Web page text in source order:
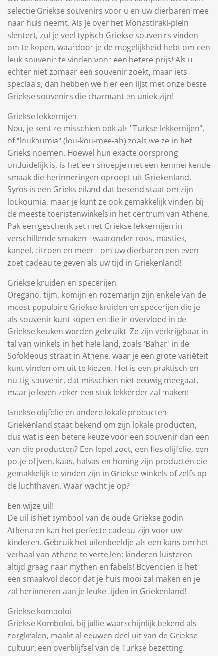
selectie Griekse souvenirs voor u en uw dierbaren mee
naar huis neemt. Als je over het Monastiraki-plein
slentert, zul je veel typisch Griekse souvenirs vinden
om te kopen, waardoor je de mogelijkheid hebt om een
​leuk souvenir te vinden voor een betere prijs! Als u
echter niet zomaar een souvenir zoekt, maar iets
speciaals, dan hebben we hier een lijst met onze beste
Griekse souvenirs die charmant en uniek zijn!
Griekse lekkernijen
Nou, je kent ze misschien ook als "Turkse lekkernijen",
of "loukoumia" (lou-kou-mee-ah) zoals we ze in het
Grieks noemen. Hoewel hun exacte oorsprong
onduidelijk is, is het een snoepje met een kenmerkende
smaak die herinneringen oproept uit Griekenland.
Syros is een Grieks eiland dat bekend staat om zijn
loukoumia, maar je kunt ze ook gemakkelijk vinden bij
de meeste toeristenwinkels in het centrum van Athene.
Pak een geschenk set met Griekse lekkernijen in
verschillende smaken - waaronder roos, mastiek,
kaneel, citroen en meer - om uw dierbaren een even
zoet cadeau te geven als uw tijd in Griekenland!
Griekse kruiden en specerijen
Oregano, tijm, komijn en rozemarijn zijn enkele van de
meest populaire Griekse kruiden en specerijen die je
als souvenir kunt kopen en die in overvloed in de
Griekse keuken worden gebruikt. Ze zijn verkrijgbaar in
tal van winkels in het hele land, zoals 'Bahar' in de
Sofokleous straat in Athene, waar je een grote variëteit
kunt vinden om uit te kiezen. Het is een praktisch en
nuttig souvenir, dat misschien niet eeuwig meegaat,
maar je leven zeker een stuk lekkerder zal maken!
Griekse olijfolie en andere lokale producten
Griekenland staat bekend om zijn lokale producten,
dus wat is een betere keuze voor een souvenir dan een
van die producten? Een lepel zoet, een fles olijfolie, een
potje olijven, kaas, halvas en honing zijn producten die
gemakkelijk te vinden zijn in Griekse winkels of zelfs op
de luchthaven. Waar wacht je op?
Een wijze uil!
De uil is het symbool van de oude Griekse godin
Athena en kan het perfecte cadeau zijn voor uw
kinderen. Gebruik het uilenbeeldje als een kans om het
verhaal van Athene te vertellen; kinderen luisteren
altijd graag naar mythen en fabels! Bovendien is het
een smaakvol decor dat je huis mooi zal maken en je
zal herinneren aan je leuke tijden in Griekenland!
Griekse komboloi
Griekse Komboloi, bij jullie waarschijnlijk bekend als
zorgkralen, maakt al eeuwen deel uit van de Griekse
cultuur, een overblijfsel van de Turkse bezetting.